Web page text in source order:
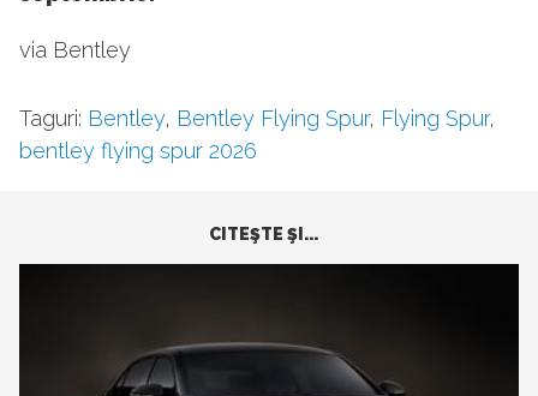
via Bentley
Taguri: Bentley, Bentley Flying Spur, Flying Spur,
bentley flying spur 2026
CITEŞTE ŞI...